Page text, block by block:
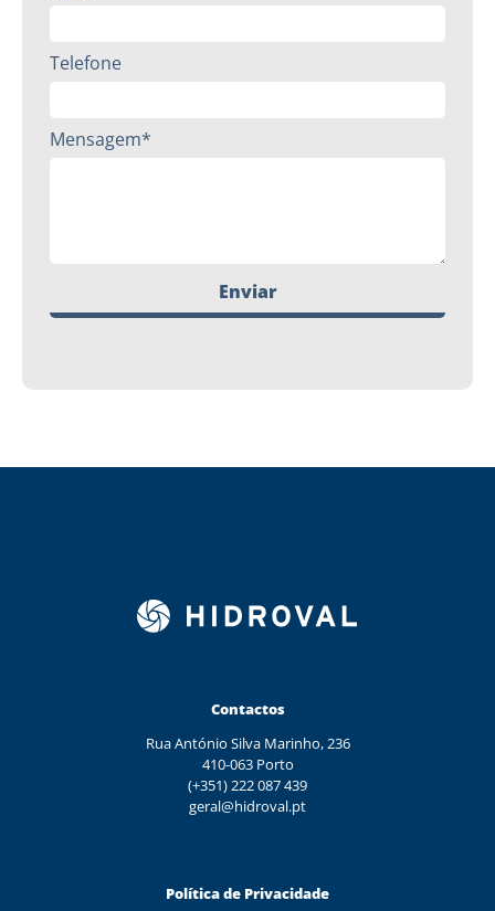
Telefone
Mensagem*
Enviar
Contactos
Rua António Silva Marinho, 236
410-063 Porto
(+351) 222 087 439
geral@hidroval.pt
Política de Privacidade